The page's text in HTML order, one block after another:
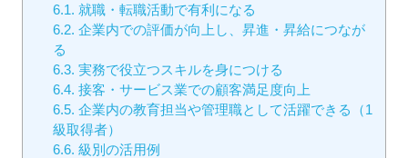
6.1. 就職・転職活動で有利になる
6.2. 企業内での評価が向上し、昇進・昇給につなが
る
6.3. 実務で役立つスキルを身につける
6.4. 接客・サービス業での顧客満足度向上
6.5. 企業内の教育担当や管理職として活躍できる（1
級取得者）
6.6. 級別の活用例